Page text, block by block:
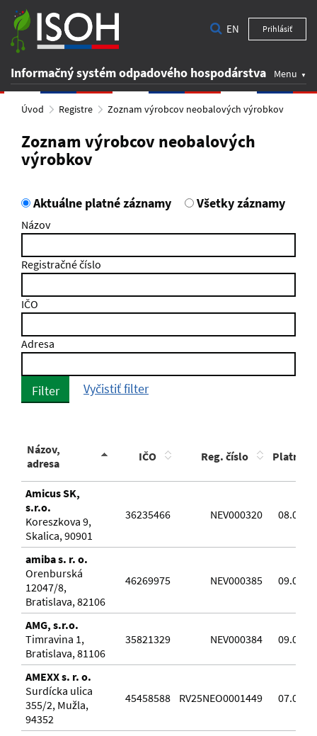
Informačný systém odpadového hospodárstva Menu
EN Prihlásiť
Úvod Registre Zoznam výrobcov neobalových výrobkov
Zoznam výrobcov neobalových
výrobkov
Aktuálne platné záznamy Všetky záznamy
Názov
Registračné číslo
IČO
Adresa
Filter Vyčistiť filter
Názov,
adresa
IČO Reg. číslo Platnosť
Amicus SK,
s.r.o.
Koreszkova 9,
Skalica, 90901
36235466 NEV000320
amiba s. r. o.
Orenburská
12047/8,
Bratislava, 82106
46269975 NEV000385
AMG, s.r.o.
Timravina 1,
Bratislava, 81106
35821329 NEV000384
AMEXX s. r. o.
Surdícka ulica
355/2, Mužla,
94352
45458588 RV25NEO0001449